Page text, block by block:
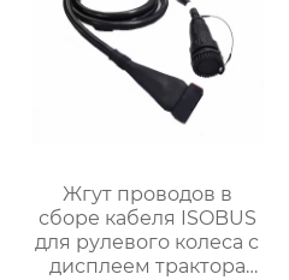
Жгут проводов в
сборе кабеля ISOBUS
для рулевого колеса с
дисплеем трактора